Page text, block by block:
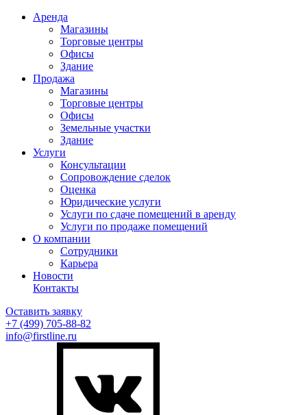
Аренда
Магазины
Торговые центры
Офисы
Здание
Продажа
Магазины
Торговые центры
Офисы
Земельные участки
Здание
Услуги
Консультации
Сопровождение сделок
Оценка
Юридические услуги
Услуги по сдаче помещений в аренду
Услуги по продаже помещений
О компании
Сотрудники
Карьера
Новости
Контакты
Оставить заявку
+7 (499) 705-88-82
info@firstline.ru